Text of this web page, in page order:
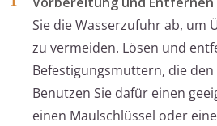
Sie die Wasserzufuhr ab, um
zu vermeiden. Lösen und
Befestigungsmuttern, die
Benutzen Sie dafür einen
einen Maulschlüssel oder